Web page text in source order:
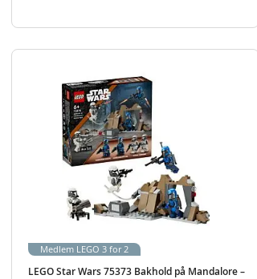
LEGO Star Wars 75373 Bakhold på Mandalore –
Medlem LEGO 3 for 2